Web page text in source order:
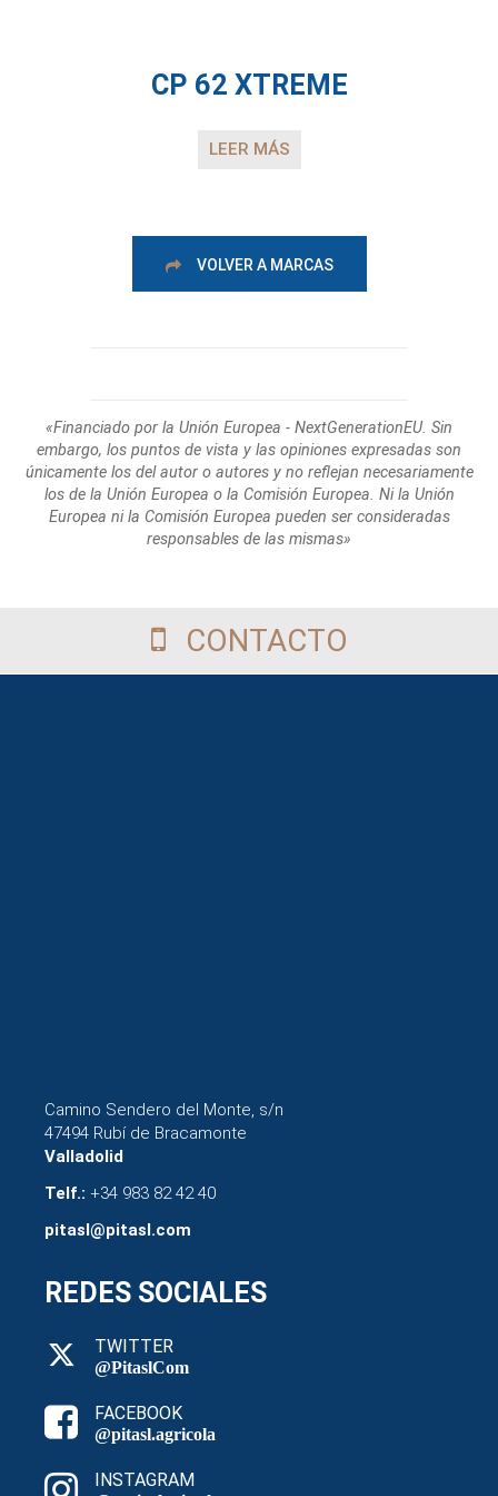
CP 62 XTREME
LEER MÁS
VOLVER A MARCAS
«Financiado por la Unión Europea - NextGenerationEU. Sin
embargo, los puntos de vista y las opiniones expresadas son
únicamente los del autor o autores y no reflejan necesariamente
los de la Unión Europea o la Comisión Europea. Ni la Unión
Europea ni la Comisión Europea pueden ser consideradas
responsables de las mismas»
CONTACTO
Camino Sendero del Monte, s/n
47494 Rubí de Bracamonte
Valladolid
Telf.: +34 983 82 42 40
pitasl@pitasl.com
REDES SOCIALES
TWITTER
@PitaslCom
FACEBOOK
@pitasl.agricola
INSTAGRAM